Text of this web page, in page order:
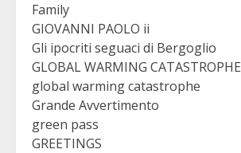
Family
GIOVANNI PAOLO ii
Gli ipocriti seguaci di Bergoglio
GLOBAL WARMING CATASTROPHE
global warming catastrophe
Grande Avvertimento
green pass
GREETINGS